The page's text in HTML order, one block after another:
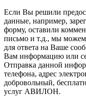
Если Вы решили
данные, например,
форму, оставили
письмо и т.д., мы
для ответа на Ваше
Вам информацию или
Отправка данной
телефона, адрес
добровольный,
услуг АВИЛОН.